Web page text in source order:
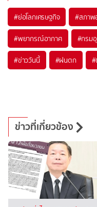
#ย่อโลกเศรษฐกิจ #สภาพ
#พยากรณ์อากาศ #กรม
#ข่าววันนี้ #ฝนตก #
ข่าวที่เกี่ยวข้อง